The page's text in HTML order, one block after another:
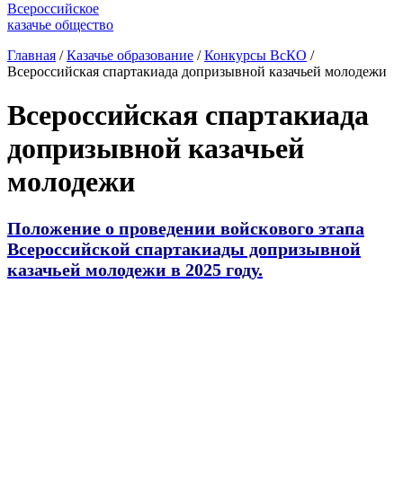
Всероссийское
казачье общество
Главная / Казачье образование / Конкурсы ВсКО /
Всероссийская спартакиада допризывной казачьей молодежи
Всероссийская спартакиада
допризывной казачьей
молодежи
Положение о проведении войскового этапа
Всероссийской спартакиады допризывной
казачьей молодежи в 2025 году.